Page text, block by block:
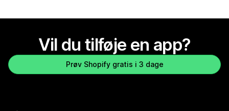
Vil du tilføje en app?
Prøv Shopify gratis i 3 dage